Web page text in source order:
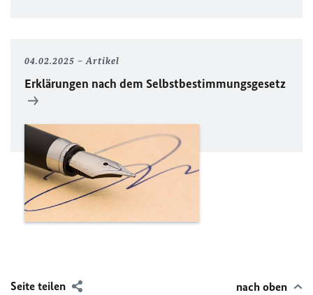
04.02.2025 Artikel
Erklärungen nach dem Selbstbestimmungsgesetz
Seite teilen nach oben